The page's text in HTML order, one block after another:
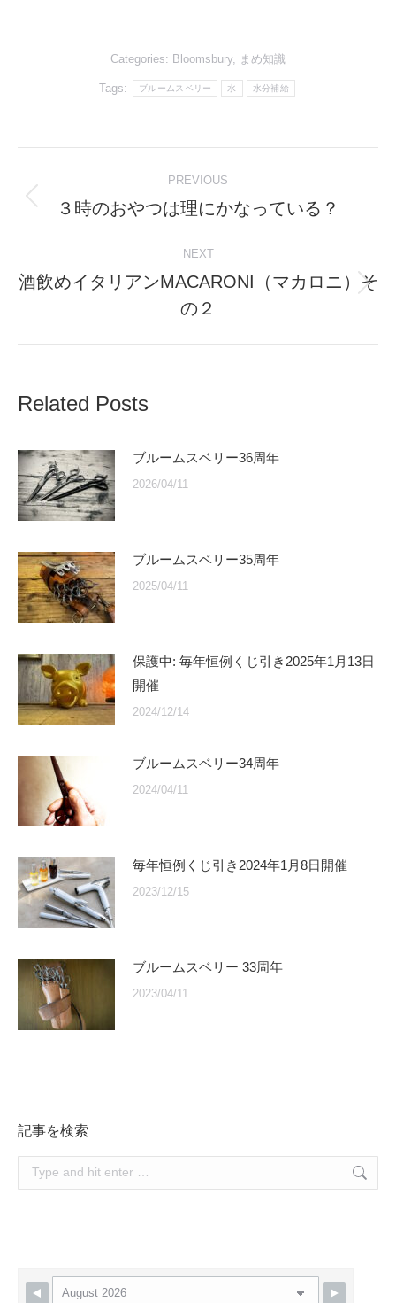
Categories: Bloomsbury まめ知識
Tags: ブルームスベリー 水 水分補給
navigation
PREVIOUS
Previous
３時のおやつは理にかなっている？
NEXT
Next
post:
酒飲めイタリアンMACARONI（マカロニ）そ
の２
Related Posts
ブルームスベリー36周年
2026/04/11
ブルームスベリー35周年
2025/04/11
保護中: 毎年恒例くじ引き2025年1月13日
開催
2024/12/14
ブルームスベリー34周年
2024/04/11
毎年恒例くじ引き2024年1月8日開催
2023/12/15
ブルームスベリー 33周年
2023/04/11
記事を検索
Search: